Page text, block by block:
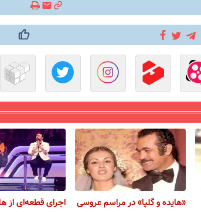
«هایده و گلپا» در مراسم عروسی
اجرای قطعه‌ای از